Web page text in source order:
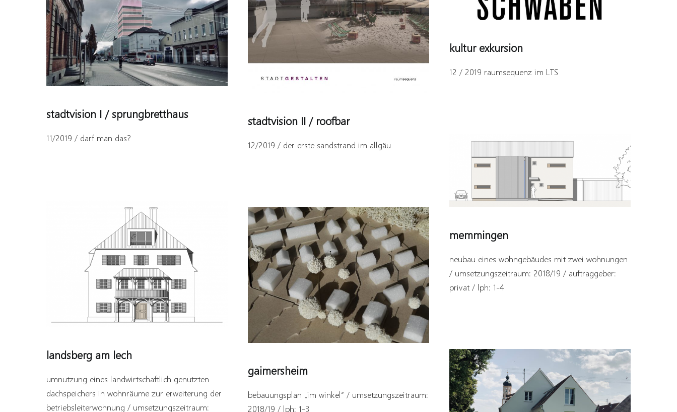
kultur exkursion
12 / 2019 raumsequenz im LTS
stadtvision II / roofbar
12/2019 / der erste sandstrand im allgäu
stadtvision I / sprungbretthaus
11/2019 / darf man das?
memmingen
neubau eines wohngebäudes mit zwei wohnungen
/ umsetzungszeitraum: 2018/19 / auftraggeber:
privat / lph: 1-4
landsberg am lech
umnutzung eines landwirtschaftlich genutzten
dachspeichers in wohnräume zur erweiterung der
betriebsleiterwohnung / umsetzungszeitraum:
gaimersheim
bebauungsplan „im winkel“ / umsetzungszeitraum:
2018/19 / lph: 1-3